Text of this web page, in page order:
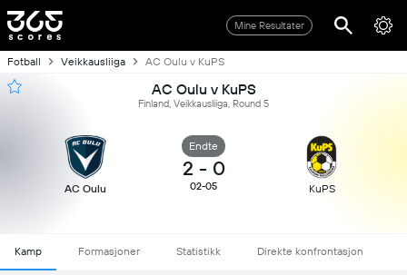
Mine Resultater
Fotball Veikkausliiga AC Oulu v KuPS
AC Oulu v KuPS
Finland, Veikkausliiga, Round 5
AC Oulu
Endte
2 - 0
02-05 KuPS
Kamp Formasjoner Statistikk Direkte konfrontasjon